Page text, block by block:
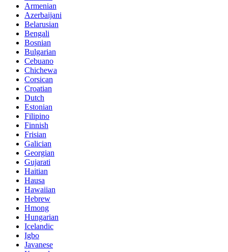
Armenian
Azerbaijani
Belarusian
Bengali
Bosnian
Bulgarian
Cebuano
Chichewa
Corsican
Croatian
Dutch
Estonian
Filipino
Finnish
Frisian
Galician
Georgian
Gujarati
Haitian
Hausa
Hawaiian
Hebrew
Hmong
Hungarian
Icelandic
Igbo
Javanese